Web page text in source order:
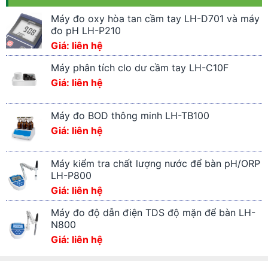
Máy đo oxy hòa tan cầm tay LH-D701 và máy
đo pH LH-P210
Giá: liên hệ
Máy phân tích clo dư cầm tay LH-C10F
Giá: liên hệ
Máy đo BOD thông minh LH-TB100
Giá: liên hệ
Máy kiểm tra chất lượng nước để bàn pH/ORP
LH-P800
Giá: liên hệ
Máy đo độ dẫn điện TDS độ mặn để bàn LH-
N800
Giá: liên hệ